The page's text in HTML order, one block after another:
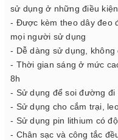
sử dụng ở những điều
- Được kèm theo dây đeo
mọi người sử dụng
- Dễ dàng sử dụng, không
- Thời gian sáng ở mức
8h
- Sử dụng để soi đường
- Sử dụng cho cắm trại,
- Sử dụng pin lithium có
- Chân sạc và công tắc